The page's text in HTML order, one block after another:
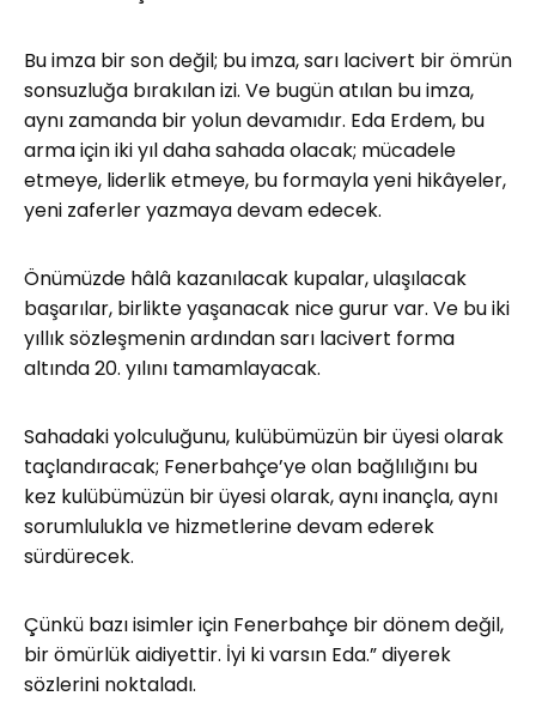
Bu imza bir son değil; bu imza, sarı lacivert bir ömrün
sonsuzluğa bırakılan izi. Ve bugün atılan bu imza,
aynı zamanda bir yolun devamıdır. Eda Erdem, bu
arma için iki yıl daha sahada olacak; mücadele
etmeye, liderlik etmeye, bu formayla yeni hikâyeler,
yeni zaferler yazmaya devam edecek.
Önümüzde hâlâ kazanılacak kupalar, ulaşılacak
başarılar, birlikte yaşanacak nice gurur var. Ve bu iki
yıllık sözleşmenin ardından sarı lacivert forma
altında 20. yılını tamamlayacak.
Sahadaki yolculuğunu, kulübümüzün bir üyesi olarak
taçlandıracak; Fenerbahçe’ye olan bağlılığını bu
kez kulübümüzün bir üyesi olarak, aynı inançla, aynı
sorumlulukla ve hizmetlerine devam ederek
sürdürecek.
Çünkü bazı isimler için Fenerbahçe bir dönem değil,
bir ömürlük aidiyettir. İyi ki varsın Eda.” diyerek
sözlerini noktaladı.